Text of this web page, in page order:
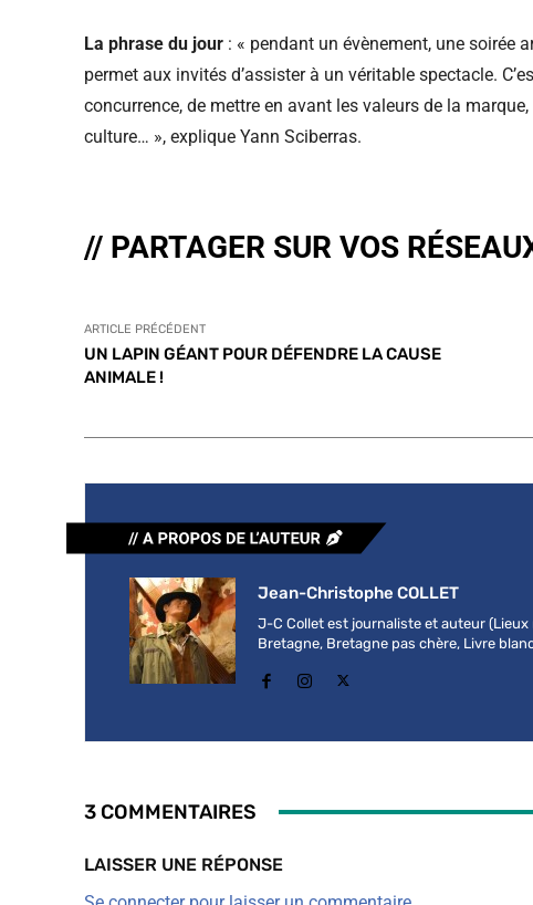
La phrase du jour : « pendant un évènement, une soirée
permet aux invités d’assister à un véritable spectacle.
concurrence, de mettre en avant les valeurs de la
culture… », explique Yann Sciberras.
// PARTAGER SUR VOS
ARTICLE PRÉCÉDENT
UN LAPIN GÉANT POUR DÉFENDRE LA CAUSE
ANIMALE !
Jean-Christophe COLLET
J-C Collet est journaliste et auteur
Bretagne, Bretagne pas chère, Livre
3 COMMENTAIRES
LAISSER UNE RÉPONSE